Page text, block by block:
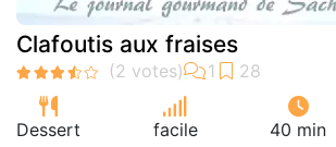
Clafoutis aux fraises
Dessert facile 40 min